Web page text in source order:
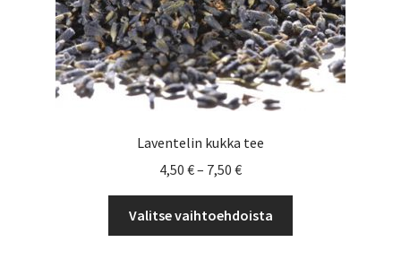
Laventelin kukka tee
4,50 €– 7,50 €Hintaluokka:
4,50 €
-
7,50 €
Valitse vaihtoehdoista